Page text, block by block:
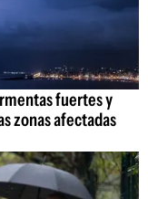
fuertes y
zonas afectadas